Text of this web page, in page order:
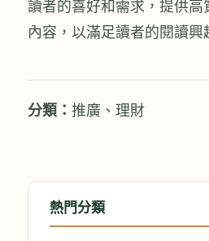
讀者的喜好和需求，提供高
內容，以滿足讀者的閱讀興
分類： 推廣 、 理財
熱門分類